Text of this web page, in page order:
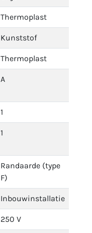
Thermoplast
Kunststof
Thermoplast
A
1
1
Randaarde (type
F)
Inbouwinstallatie
250 V